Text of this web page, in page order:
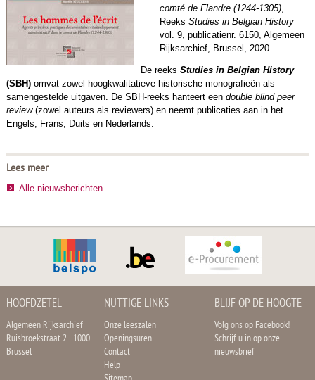
comté de Flandre (1244-1305),
Reeks Studies in Belgian History
vol. 9, publicatienr. 6150, Algemeen
Rijksarchief, Brussel, 2020.
De reeks Studies in Belgian History
(SBH) omvat zowel hoogkwalitatieve historische monografieën als
samengestelde uitgaven. De SBH-reeks hanteert een double blind peer
review(zowel auteurs als reviewers) en neemt publicaties aan in het
Engels, Frans, Duits en Nederlands.
Lees meer
Alle nieuwsberichten
HOOFDZETEL
Algemeen Rijksarchief
Ruisbroekstraat 2 - 1000
Brussel
NUTTIGE LINKS
Onze leeszalen
Openingsuren
Contact
Help
BLIJF OP DE HOOGTE
Volg ons op Facebook!
Schrijf u in op onze
nieuwsbrief